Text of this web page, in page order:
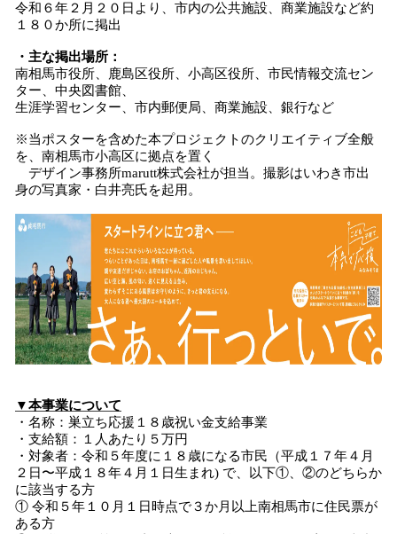
令和６年２月２０日より、市内の公共施設、商業施設など約
１８０か所に掲出
・主な掲出場所：
南相馬市役所、鹿島区役所、小高区役所、市民情報交流セン
ター、中央図書館、
生涯学習センター、市内郵便局、商業施設、銀行など
※当ポスターを含めた本プロジェクトのクリエイティブ全般
を、南相馬市小高区に拠点を置く
デザイン事務所marutt株式会社が担当。撮影はいわき市出
身の写真家・白井亮氏を起用。
▼本事業について
・名称：巣立ち応援１８歳祝い金支給事業
・支給額：１人あたり５万円
・対象者：令和５年度に１８歳になる市民（平成１７年４月
２日〜平成１８年４月１日生まれ) で、以下①、②のどちらか
に該当する方
① 令和５年１０月１日時点で３か月以上南相馬市に住民票が
ある方